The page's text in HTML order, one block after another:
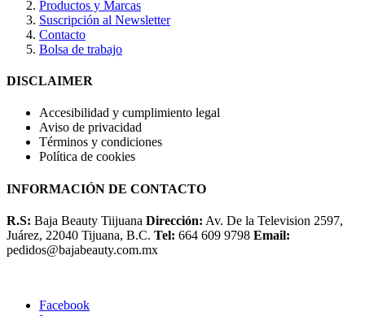
Productos y Marcas
Suscripción al Newsletter
Contacto
Bolsa de trabajo
DISCLAIMER
Accesibilidad y cumplimiento legal
Aviso de privacidad
Términos y condiciones
Política de cookies
INFORMACIÓN DE CONTACTO
R.S: Baja Beauty Tiijuana Dirección: Av. De la Television 2597,
Juárez, 22040 Tijuana, B.C. Tel: 664 609 9798 Email:
pedidos@bajabeauty.com.mx
Facebook